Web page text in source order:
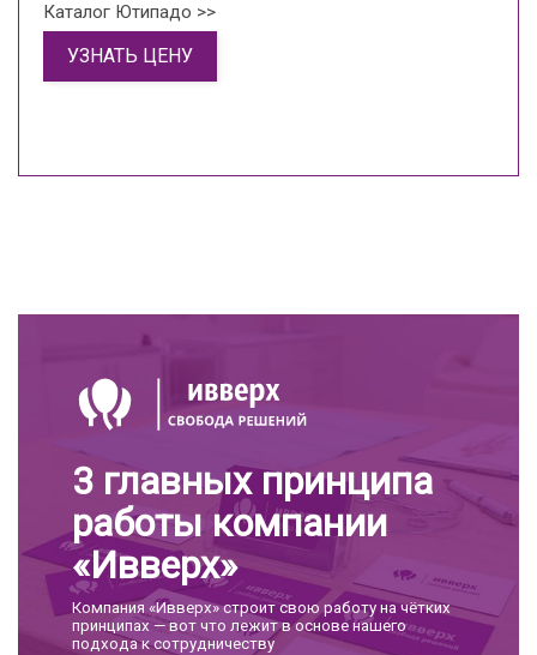
Каталог Ютипадо >>
УЗНАТЬ ЦЕНУ
3 главных принципа
работы компании
«Ивверх»
Компания «Ивверх» строит свою работу на чётких
принципах — вот что лежит в основе нашего
подхода к сотрудничеству